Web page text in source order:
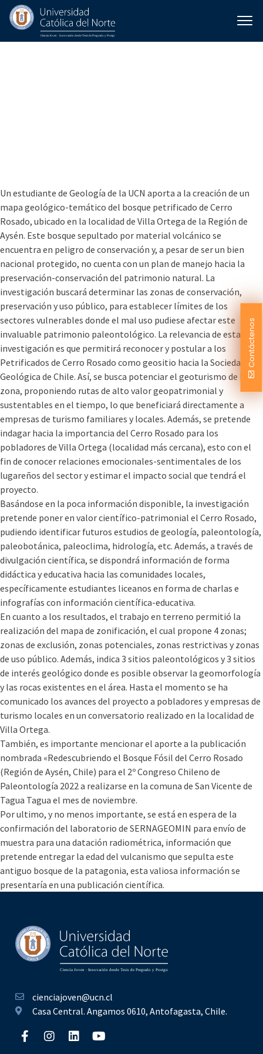
Contáctenos
Un estudiante de Geología de la UCN aporta a la creación de un
mapa geológico-temático del bosque petrificado de Cerro
Rosado, ubicado en la localidad de Villa Ortega de la Región de
Aysén. Este bosque sepultado por material volcánico se
encuentra en peligro de conservación y, a pesar de ser un bien
nacional protegido, no cuenta con un plan de manejo hacia la
preservación-conservación del patrimonio natural. La
investigación buscará determinar las zonas de conservación,
preservación y uso público, para establecer límites de los
sectores vulnerables donde el mal uso pudiese afectar este
invaluable patrimonio paleontológico. La relevancia de esta
investigación es que permitirá reconocer y postular a los
Petrificados de Cerro Rosado como geositio hacia la Sociedad
Geológica de Chile. Así, se busca potenciar el geoturismo de la
zona, proponiendo rutas de alto valor geopatrimonial y
sustentables en el tiempo, lo que beneficiará directamente a
empresas de turismo familiares y locales. Además, se pretende
indagar hacia la importancia del Cerro Rosado para los
pobladores de Villa Ortega (localidad más cercana), esto con el
fin de conocer relaciones emocionales-sentimentales de los
lugareños del sector y estimar el impacto social que tendrá el
proyecto.
Basándose en la poca información disponible, la investigación
pretende poner en valor científico-patrimonial el Cerro Rosado,
pudiendo identificar futuros estudios de geología, paleontología,
paleobotánica, paleoclima, hidrología, etc. Además, a través de
divulgación científica, se dispondrá información de forma
didáctica y educativa hacia las comunidades locales,
específicamente estudiantes liceanos en forma de charlas e
infografías con información científica-educativa.
En cuanto a los resultados, el trabajo en terreno permitió la
realización del mapa de zonificación, el cual propone 4 zonas;
zonas de exclusión, zonas potenciales, zonas restrictivas y zonas
de uso público. Además, indica 3 sitios paleontológicos y 3 sitios
de interés geológico donde es posible observar la geomorfología
y las rocas existentes en el área. Hasta el momento se ha
comunicado los avances del proyecto a pobladores y empresas de
turismo locales en un conversatorio realizado en la localidad de
Villa Ortega.
También, es importante mencionar el aporte a la publicación
nombrada «Redescubriendo el Bosque Fósil del Cerro Rosado
(Región de Aysén, Chile) para el 2º Congreso Chileno de
Paleontología 2022 a realizarse en la comuna de San Vicente de
Tagua Tagua el mes de noviembre.
Por ultimo, y no menos importante, se está en espera de la
confirmación del laboratorio de SERNAGEOMIN para envío de
muestra para una datación radiométrica, información que
pretende entregar la edad del vulcanismo que sepulta este
antiguo bosque de la patagonia, esta valiosa información se
presentaría en una publicación científica.
cienciajoven@ucn.cl
Casa Central. Angamos 0610, Antofagasta, Chile.